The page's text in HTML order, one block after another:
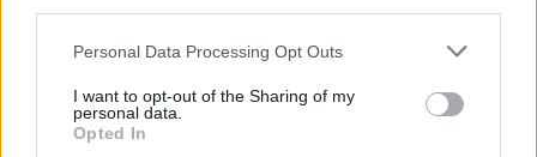
Personal Data Processing Opt Outs
I want to opt-out of the Sharing of my
personal data.
Opted In